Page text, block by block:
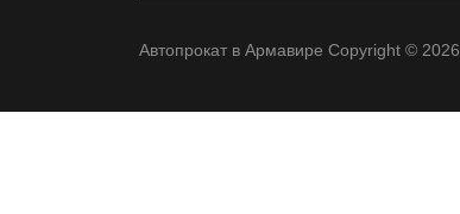
Автопрокат в Армавире Copyright © 2026